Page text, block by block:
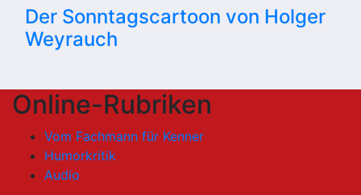
Der Sonntagscartoon von Holger
Weyrauch
Online-Rubriken
Vom Fachmann für Kenner
Humorkritik
Audio